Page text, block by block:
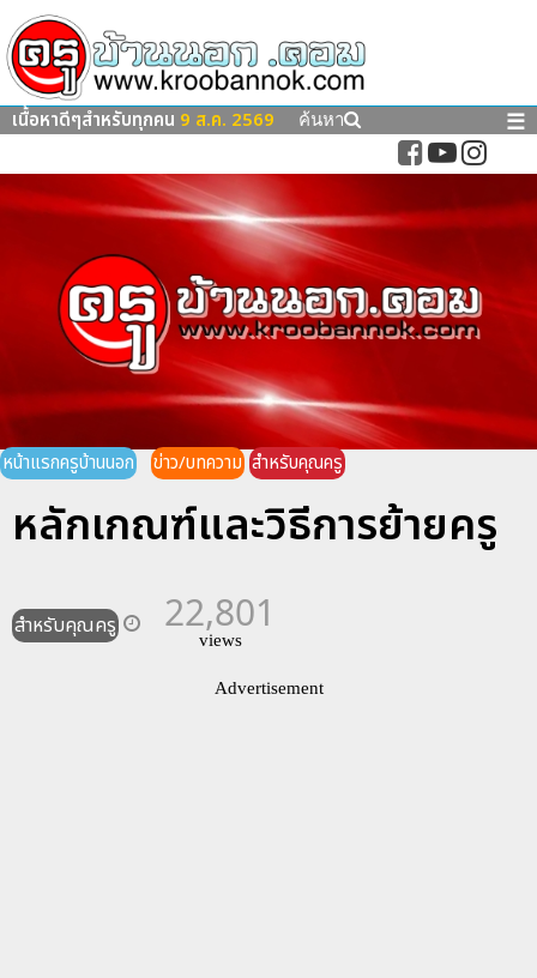
เนื้อหาดีๆสำหรับทุกคน 9 ส.ค. 2569 ค้นหา ☰
หน้าแรกครูบ้านนอก ข่าว/บทความ สำหรับคุณครู
หลักเกณฑ์และวิธีการย้ายครู
สำหรับคุณครู 22,801
views
Advertisement